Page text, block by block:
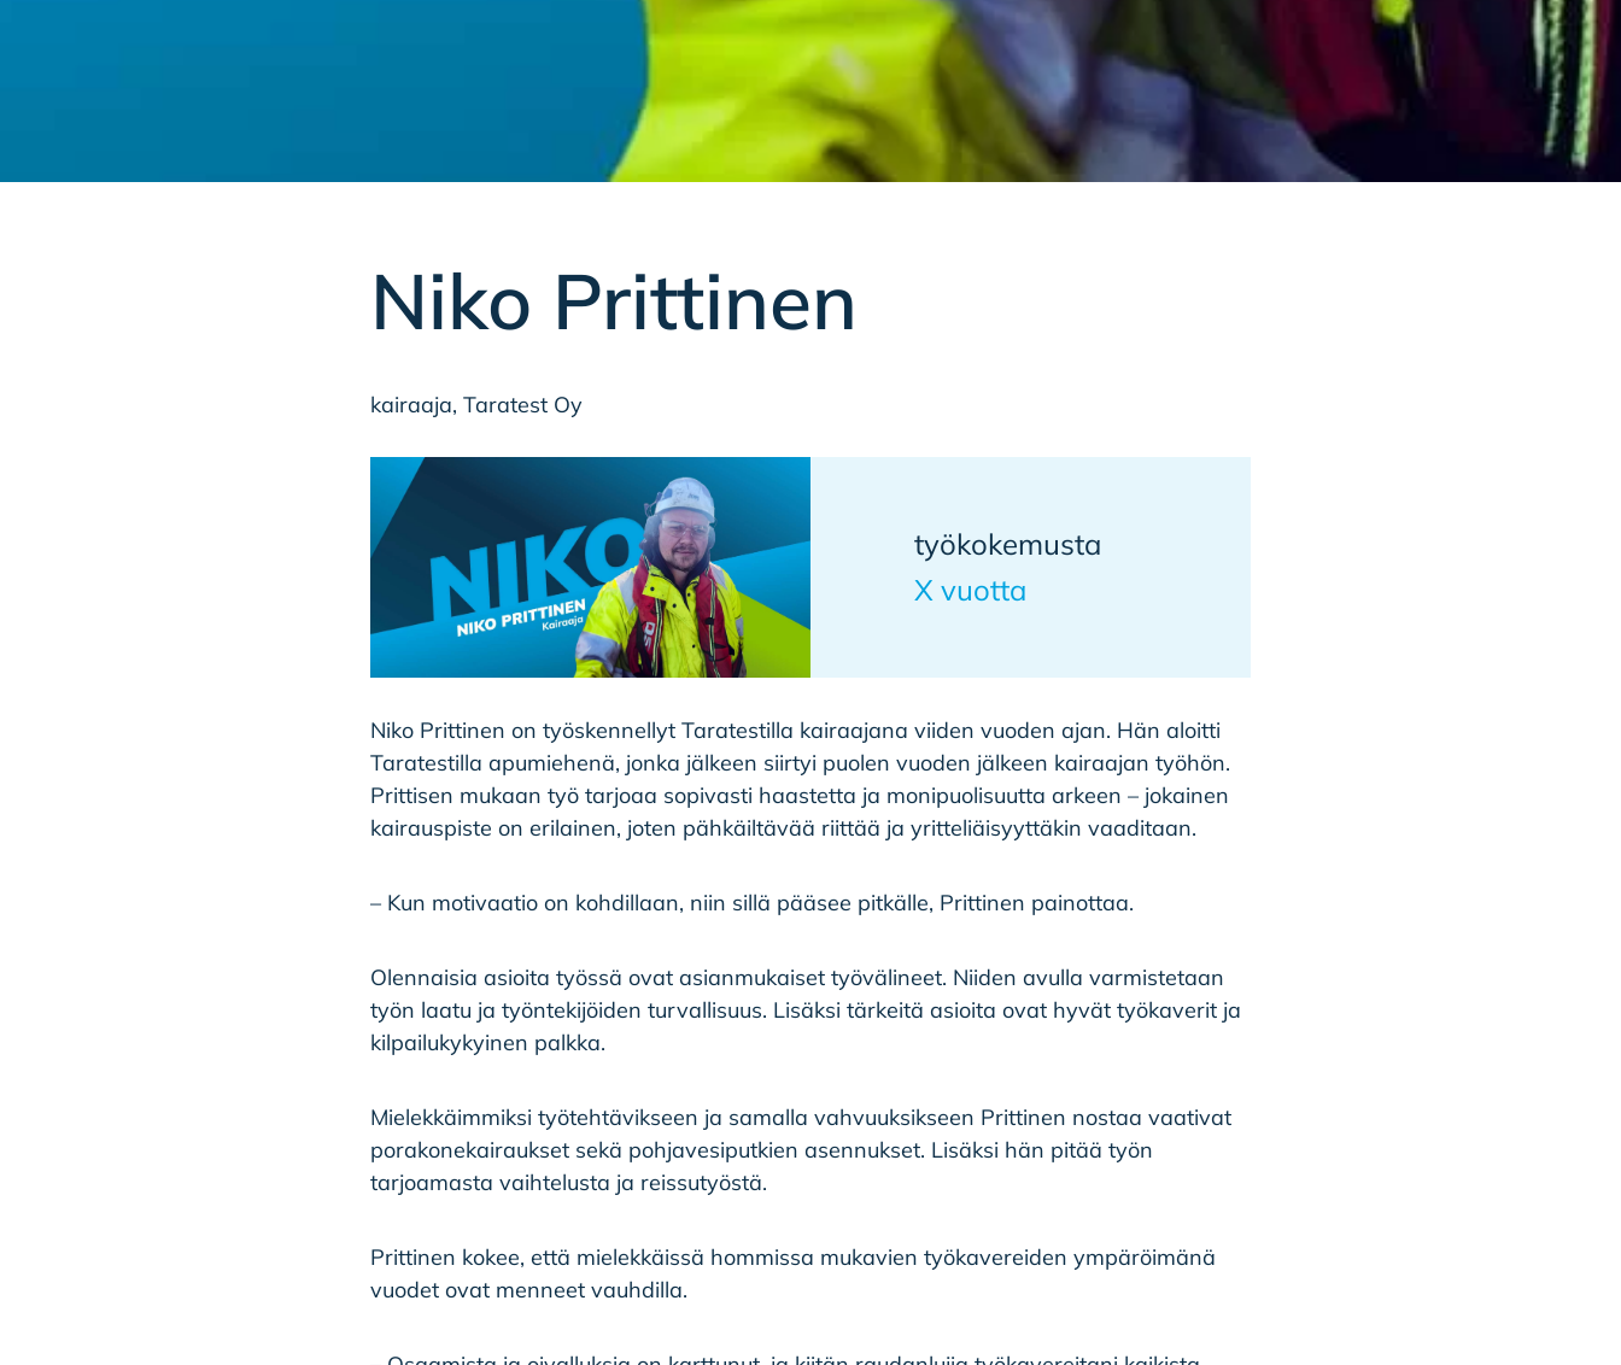
Niko Prittinen
kairaaja, Taratest Oy
työkokemusta
X vuotta
Niko Prittinen on työskennellyt Taratestilla kairaajana viiden vuoden ajan. Hän aloitti
Taratestilla apumiehenä, jonka jälkeen siirtyi puolen vuoden jälkeen kairaajan työhön.
Prittisen mukaan työ tarjoaa sopivasti haastetta ja monipuolisuutta arkeen – jokainen
kairauspiste on erilainen, joten pähkäiltävää riittää ja yritteliäisyyttäkin vaaditaan.
– Kun motivaatio on kohdillaan, niin sillä pääsee pitkälle, Prittinen painottaa.
Olennaisia asioita työssä ovat asianmukaiset työvälineet. Niiden avulla varmistetaan
työn laatu ja työntekijöiden turvallisuus. Lisäksi tärkeitä asioita ovat hyvät työkaverit ja
kilpailukykyinen palkka.
Mielekkäimmiksi työtehtävikseen ja samalla vahvuuksikseen Prittinen nostaa vaativat
porakonekairaukset sekä pohjavesiputkien asennukset. Lisäksi hän pitää työn
tarjoamasta vaihtelusta ja reissutyöstä.
Prittinen kokee, että mielekkäissä hommissa mukavien työkavereiden ympäröimänä
vuodet ovat menneet vauhdilla.